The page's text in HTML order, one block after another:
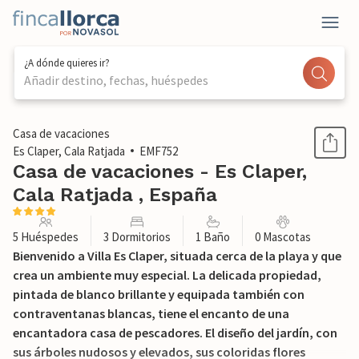
¿A dónde quieres ir?
Añadir destino, fechas, huéspedes
1 / 37
Casa de vacaciones
Es Claper, Cala Ratjada
EMF752
Casa de vacaciones - Es Claper,
Cala Ratjada , España
5 Huéspedes 3 Dormitorios 1 Baño 0 Mascotas
Bienvenido a Villa Es Claper, situada cerca de la playa y que
crea un ambiente muy especial. La delicada propiedad,
pintada de blanco brillante y equipada también con
contraventanas blancas, tiene el encanto de una
encantadora casa de pescadores. El diseño del jardín, con
sus árboles nudosos y elevados, sus coloridas flores